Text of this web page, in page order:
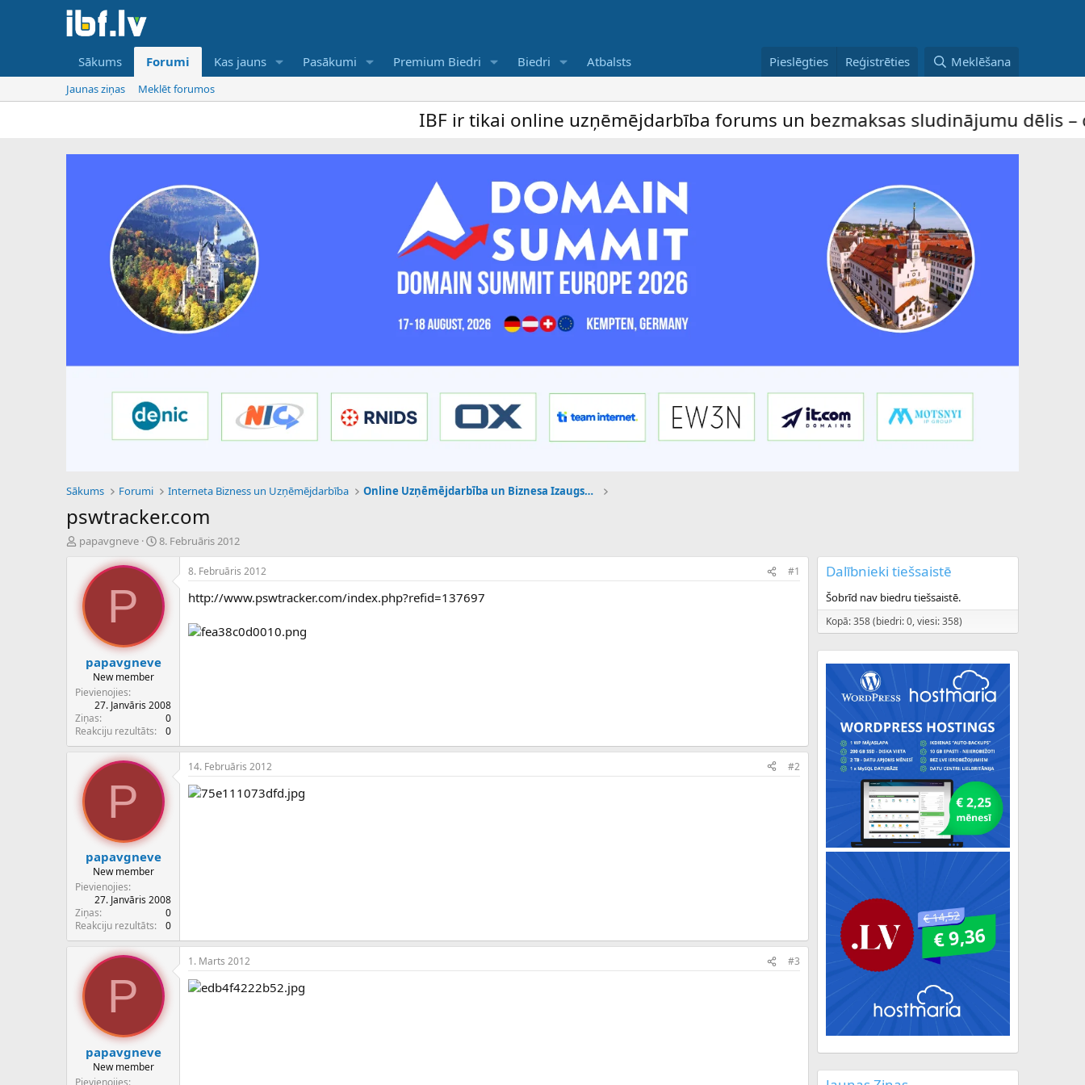
Sākums Forumi Kas jauns Pasākumi Premium Biedri Biedri Atbalsts Pieslēgties Reģistrēties Meklēšana
Jaunas ziņas Meklēt forumos
IBF ir tikai online uzņēmējdarbība forums un bezmaksas sludinājumu dēlis – dalība ir
Sākums Forumi Interneta Bizness un Uzņēmējdarbība Online Uzņēmējdarbība un Biznesa Izaugsme
pswtracker.com
P
e
d
e
z
s
ā
c
ē
papavgneve
S
u
m
a
d
u
s
8. Februāris 2012
P
papavgneve
New member
Pievienojies
27. Janvāris 2008
Ziņas
0
Reakciju rezultāts
0
8. Februāris 2012 #1
http://www.pswtracker.com/index.php?refid=137697
P
papavgneve
New member
Pievienojies
27. Janvāris 2008
Ziņas
0
Reakciju rezultāts
0
14. Februāris 2012 #2
P
papavgneve
New member
Pievienojies
1. Marts 2012 #3
Dalībnieki tiešsaistē
Šobrīd nav biedru tiešsaistē.
Kopā: 358 (biedri: 0, viesi: 358)